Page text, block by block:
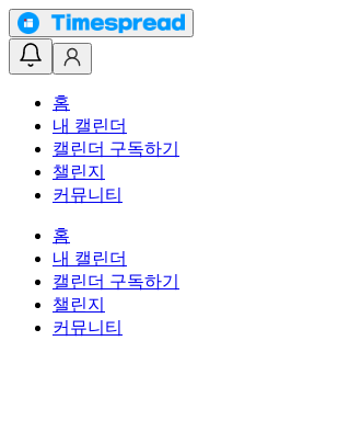
홈
내 캘린더
캘린더 구독하기
챌린지
커뮤니티
홈
내 캘린더
캘린더 구독하기
챌린지
커뮤니티